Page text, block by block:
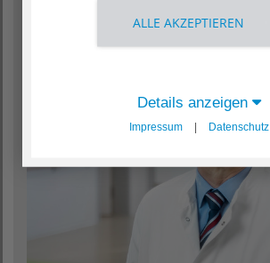
ALLE AKZEPTIEREN
Details anzeigen
Impressum | Datenschutz